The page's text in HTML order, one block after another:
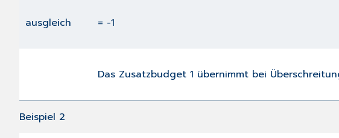
ausgleich = -1
Das Zusatzbudget 1 übernimmt bei
Beispiel 2